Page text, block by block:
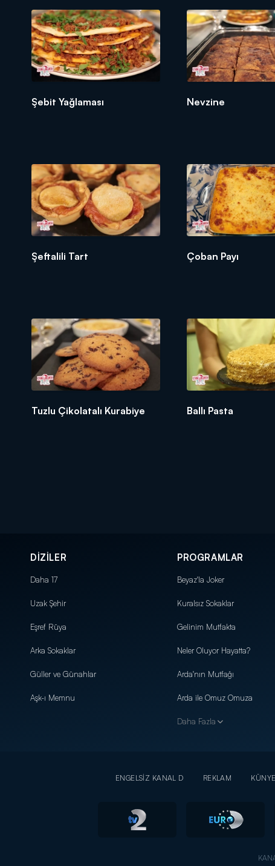
Şebit Yağlaması Nevzine
Şeftalili Tart Çoban Payı
Tuzlu Çikolatalı Kurabiye Ballı Pasta
DİZİLER
Daha 17
Uzak Şehir
Eşref Rüya
Arka Sokaklar
Güller ve Günahlar
Aşk-ı Memnu
PROGRAMLAR
Beyaz'la Joker
Kuralsız Sokaklar
Gelinim Mutfakta
Neler Oluyor Hayatta?
Arda'nın Mutfağı
Arda ile Omuz Omuza
Daha Fazla
ENGELSİZ KANAL D REKLAM KÜNYE